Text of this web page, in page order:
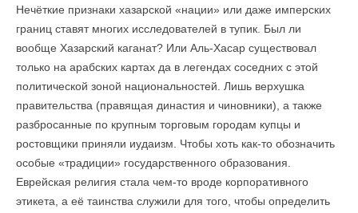
Нечёткие признаки хазарской «нации» или даже имперских
границ ставят многих исследователей в тупик. Был ли
вообще Хазарский каганат? Или Аль-Хасар существовал
только на арабских картах да в легендах соседних с этой
политической зоной национальностей. Лишь верхушка
правительства (правящая династия и чиновники), а также
разбросанные по крупным торговым городам купцы и
ростовщики приняли иудаизм. Чтобы хоть как-то обозначить
особые «традиции» государственного образования.
Еврейская религия стала чем-то вроде корпоративного
этикета, а её таинства служили для того, чтобы определить